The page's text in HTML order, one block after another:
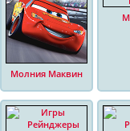
Молния Маквин